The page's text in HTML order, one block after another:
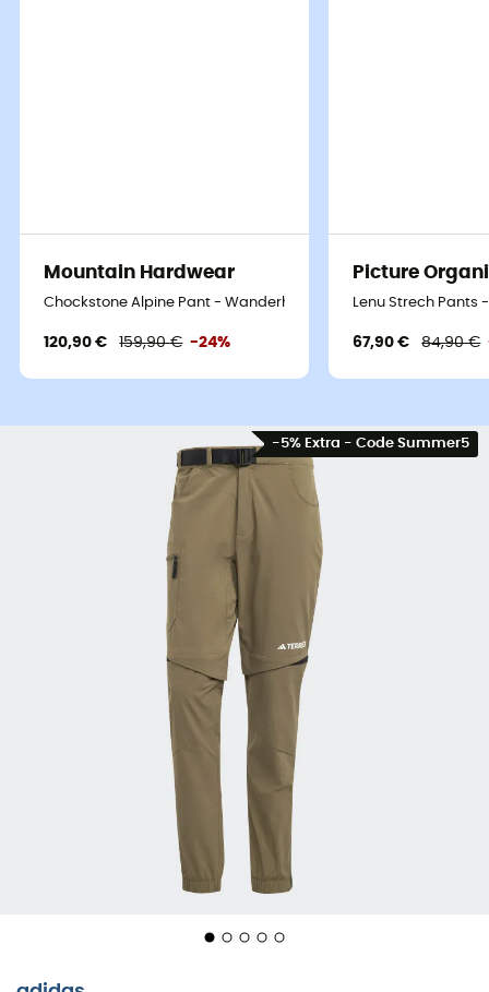
Mountain Hardwear
Chockstone Alpine Pant - Wanderhose - Herren
120,90 € 159,90 € -24%
Picture
Lenu Strech Pants
67,90 € 84,90 €
-5% Extra - Code Summer5